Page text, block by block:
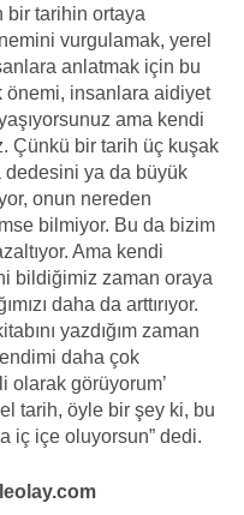
bir tarihin ortaya
vurgulamak, yerel
anlatmak için bu
önemi, insanlara aidiyet
ama kendi
Çünkü bir tarih üç kuşak
dedesini ya da büyük
onun nereden
bilmiyor. Bu da bizim
Ama kendi
bildiğimiz zaman oraya
daha da arttırıyor.
yazdığım zaman
daha çok
görüyorum’
tarih, öyle bir şey ki, bu
iç içe oluyorsun” dedi.